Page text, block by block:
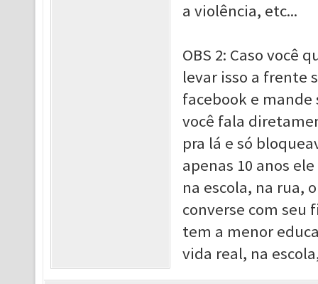
a violência, etc...
OBS 2: Caso você
levar isso a frente
facebook e
você fala
pra lá e só
apenas 10 anos
na escola, na rua,
converse com seu
tem a menor
vida real, na